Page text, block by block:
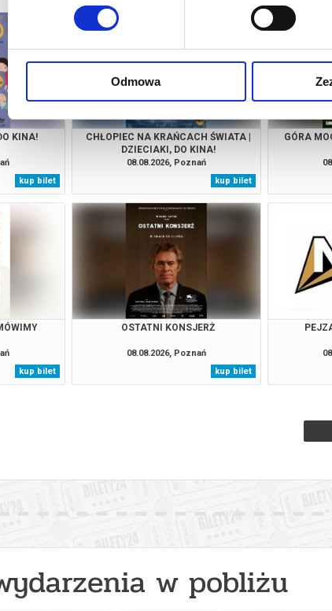
Odmowa
KINA!
kup bilet
CHŁOPIEC NA KRAŃCACH ŚWIATA |
DZIECIAKI, DO KINA!
08.08.2026, Poznań
kup bilet
GÓRA
kup bilet
OSTATNI KONSJERŻ
08.08.2026, Poznań
kup bilet
w pobliżu